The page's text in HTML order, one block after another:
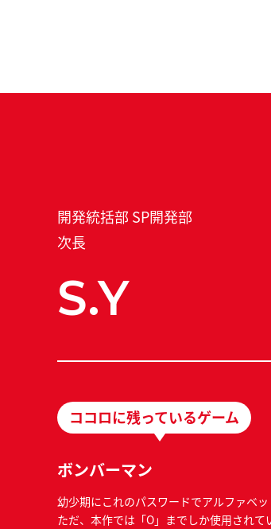
開発統括部 SP開発部
次長
S.Y
ココロに残っているゲーム
ボンバーマン
幼少期にこれのパスワードでアルファベッ
ただ、本作では「O」までしか使用され